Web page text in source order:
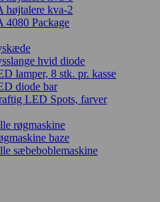
højtalere kva-2
4080 Package
hvid diode
lamper, 8 stk. pr. kasse
diode bar
LED Spots, farver
røgmaskine
baze
sæbeboblemaskine